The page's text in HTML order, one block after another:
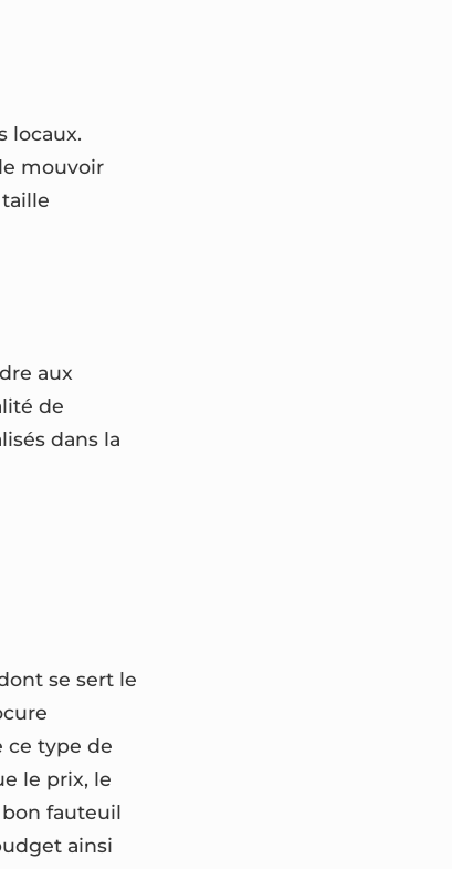
locaux.
mouvoir
aux
de
dans la
se sert le
ce type de
le prix, le
fauteuil
ainsi